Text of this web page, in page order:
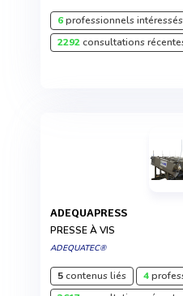
6professionnels intéressés
2292consultations
ADEQUAPRESS
PRESSE À VIS
ADEQUATEC®
5contenus liés 4